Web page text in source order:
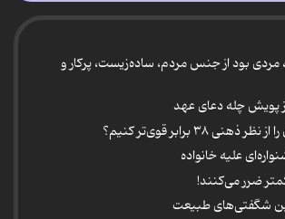
بود از جنس مردم، ساده‌زیست، پرکار و
پویش چله دعای عهد
۳۸ برابر قوی‌تر کنیم؟
ضرر می‌کنند!
شگفتی‌های طبیعت